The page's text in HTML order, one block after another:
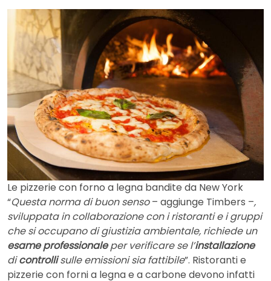
Le pizzerie con forno a legna bandite da New York
“Questa norma di buon senso– aggiunge Timbers –,
sviluppata in collaborazione con i ristoranti e i gruppi
che si occupano di giustizia ambientale, richiede un
esame professionaleper verificare se l’installazione
dicontrollisulle emissioni sia fattibile”. Ristoranti e
pizzerie con forni a legna e a carbone devono infatti